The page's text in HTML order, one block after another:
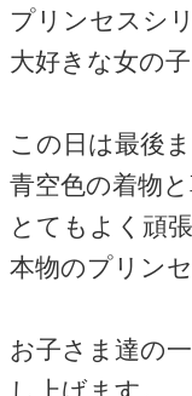
プリンセスシ
大好きな女の
この日は最後
青空色の着物
とてもよく頑
本物のプリン
お子さま達の